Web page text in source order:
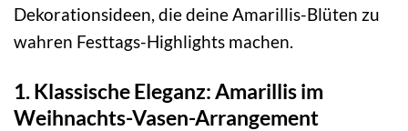
Dekorationsideen, die deine Amarillis-Blüten zu
wahren Festtags-Highlights machen.
1. Klassische Eleganz: Amarillis im
Weihnachts-Vasen-Arrangement